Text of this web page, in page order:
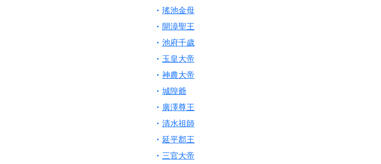
歡迎信眾分享您前往廟宇的參拜體驗，推廣您的信仰
瑤池金母
開漳聖王
池府千歲
玉皇大帝
神農大帝
城隍爺
廣澤尊王
清水祖師
延平郡王
三官大帝